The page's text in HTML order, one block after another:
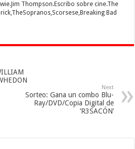
Thompson.Escribo sobre cine.The
Bad
Next
Sorteo: Gana un combo Blu-
Ray/DVD/Copia Digital de
‘R3SACÓN’